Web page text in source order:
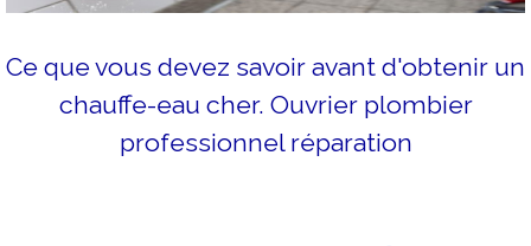
Ce que vous devez savoir avant d'obtenir un
chauffe-eau cher. Ouvrier plombier
professionnel réparation